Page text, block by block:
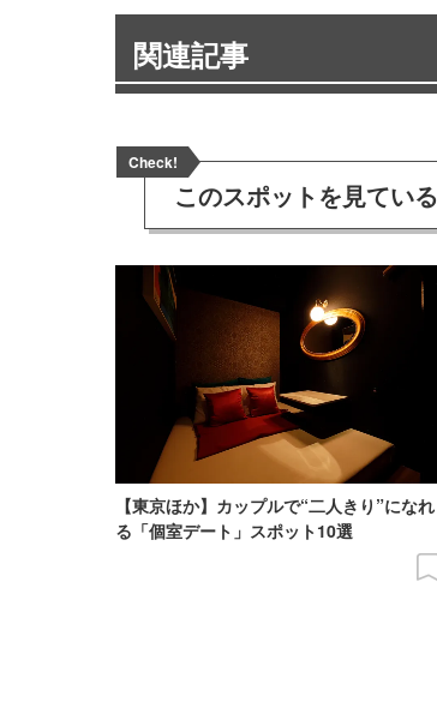
関連記事
Check!
このスポットを見ている
【東京ほか】カップルで“二人きり”になれ
る「個室デート」スポット10選